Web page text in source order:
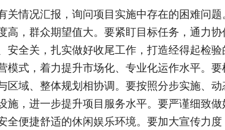
情况汇报，询问项目实施中存在的困难问题
，群众期望值大。要紧盯目标任务，通力
全关，扎实做好收尾工作，打造经得起检
式，着力提升市场化、专业化运作水平。
域、整体规划相协调。要按照分步实施、
，进一步提升项目服务水平。要严谨细致
便捷舒适的休闲娱乐环境。要加大宣传力